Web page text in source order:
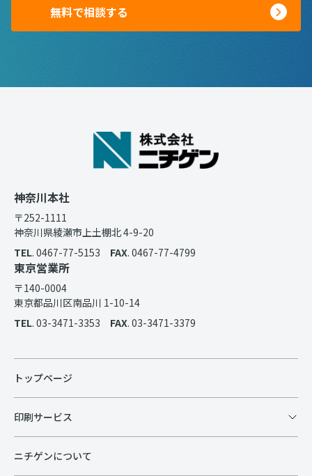
無料で相談する
神奈川本社
〒252-1111
神奈川県綾瀬市上土棚北 4-9-20
TEL. 0467-77-5153 FAX. 0467-77-4799
東京営業所
〒140-0004
東京都品川区南品川 1-10-14
TEL. 03-3471-3353 FAX. 03-3471-3379
トップページ
印刷サービス
ニチゲンについて